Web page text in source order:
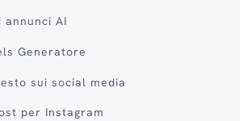
AI
Generatore
sui social media
per Instagram